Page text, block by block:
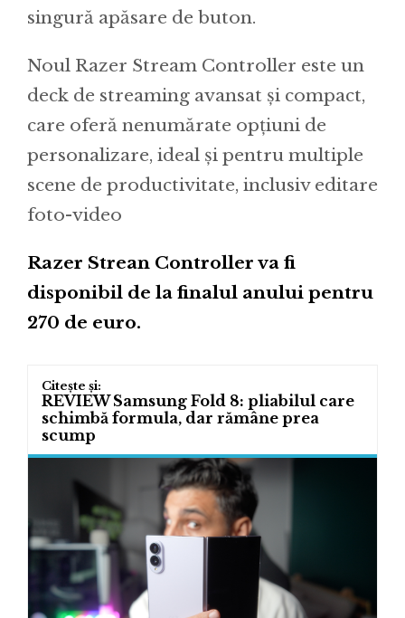
singură apăsare de buton.
Noul Razer Stream Controller este un
deck de streaming avansat și compact,
care oferă nenumărate opțiuni de
personalizare, ideal și pentru multiple
scene de productivitate, inclusiv editare
foto-video
Razer Strean Controller va fi
disponibil de la finalul anului pentru
270 de euro.
REVIEW Samsung Fold 8: pliabilul care
schimbă formula, dar rămâne prea
scump